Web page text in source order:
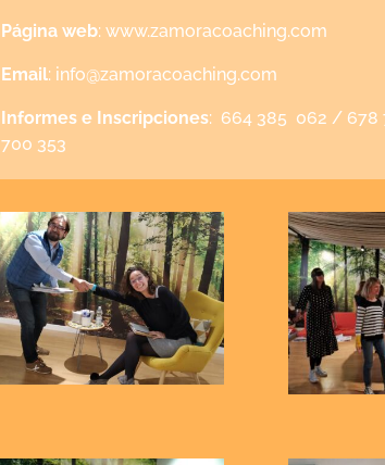
Páginaweb:www.zamoracoaching.com
Email: info@zamoracoaching.com
Informes e Inscripciones: 664 385 062 / 678
700 353